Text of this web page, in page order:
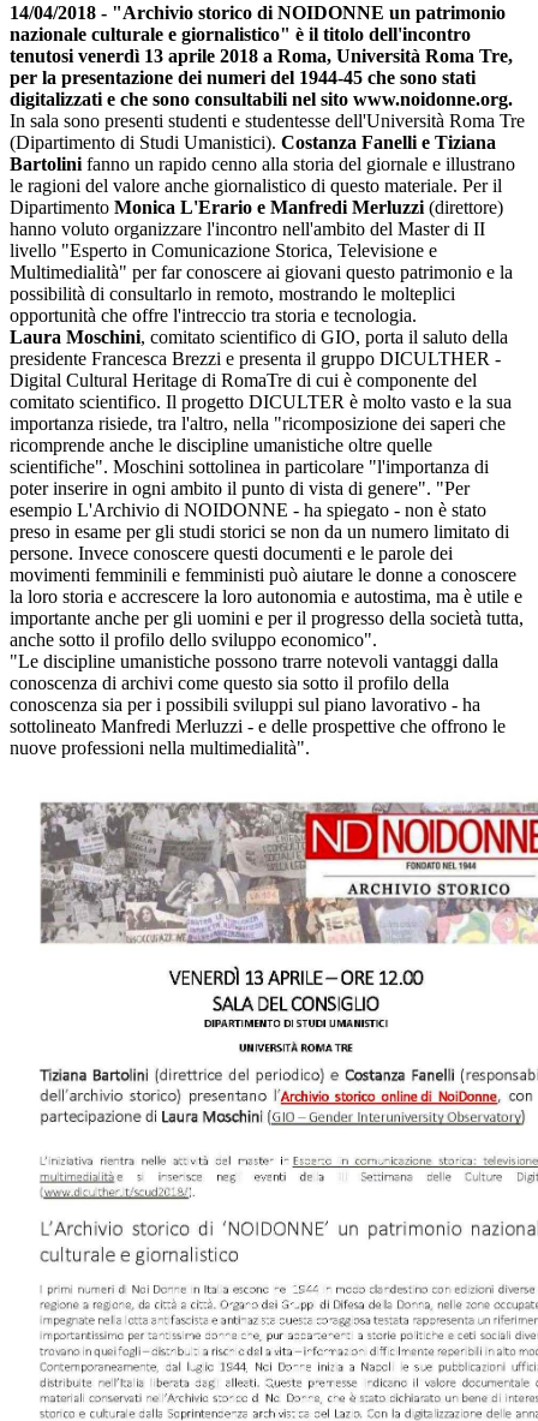
14/04/2018 - "Archivio storico di NOIDONNE un patrimonio
nazionale culturale e giornalistico" è il titolo dell'incontro
tenutosi venerdì 13 aprile 2018 a Roma, Università Roma Tre,
per la presentazione dei numeri del 1944-45 che sono stati
digitalizzati e che sono consultabili nel sito www.noidonne.org.
In sala sono presenti studenti e studentesse dell'Università Roma Tre
(Dipartimento di Studi Umanistici). Costanza Fanelli e Tiziana
Bartolini fanno un rapido cenno alla storia del giornale e illustrano
le ragioni del valore anche giornalistico di questo materiale. Per il
Dipartimento Monica L'Erario e Manfredi Merluzzi (direttore)
hanno voluto organizzare l'incontro nell'ambito del Master di II
livello "Esperto in Comunicazione Storica, Televisione e
Multimedialità" per far conoscere ai giovani questo patrimonio e la
possibilità di consultarlo in remoto, mostrando le molteplici
opportunità che offre l'intreccio tra storia e tecnologia.
Laura Moschini, comitato scientifico di GIO, porta il saluto della
presidente Francesca Brezzi e presenta il gruppo DICULTHER -
Digital Cultural Heritage di RomaTre di cui è componente del
comitato scientifico. Il progetto DICULTER è molto vasto e la sua
importanza risiede, tra l'altro, nella "ricomposizione dei saperi che
ricomprende anche le discipline umanistiche oltre quelle
scientifiche". Moschini sottolinea in particolare "l'importanza di
poter inserire in ogni ambito il punto di vista di genere". "Per
esempio L'Archivio di NOIDONNE - ha spiegato - non è stato
preso in esame per gli studi storici se non da un numero limitato di
persone. Invece conoscere questi documenti e le parole dei
movimenti femminili e femministi può aiutare le donne a conoscere
la loro storia e accrescere la loro autonomia e autostima, ma è utile e
importante anche per gli uomini e per il progresso della società tutta,
anche sotto il profilo dello sviluppo economico".
"Le discipline umanistiche possono trarre notevoli vantaggi dalla
conoscenza di archivi come questo sia sotto il profilo della
conoscenza sia per i possibili sviluppi sul piano lavorativo - ha
sottolineato Manfredi Merluzzi - e delle prospettive che offrono le
nuove professioni nella multimedialità".